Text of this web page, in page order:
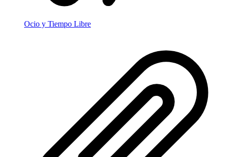
Ocio y Tiempo Libre